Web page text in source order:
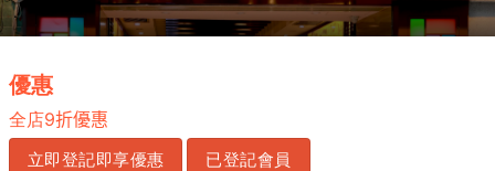
.
優惠
全店9折優惠
立即登記即享優惠 已登記會員